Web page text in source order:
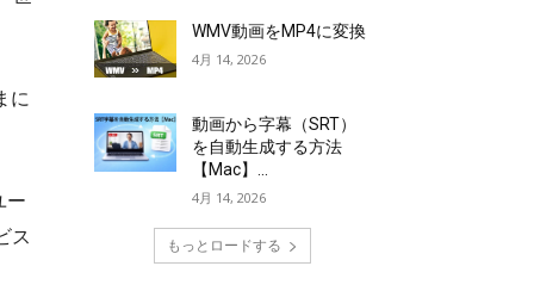
に
ー
ス
WMV動画をMP4に変換
4月 14, 2026
動画から字幕（SRT）
を自動生成する方法
【Mac】...
4月 14, 2026
もっとロードする